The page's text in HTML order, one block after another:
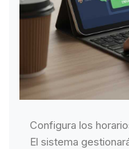
Configura los
El sistema